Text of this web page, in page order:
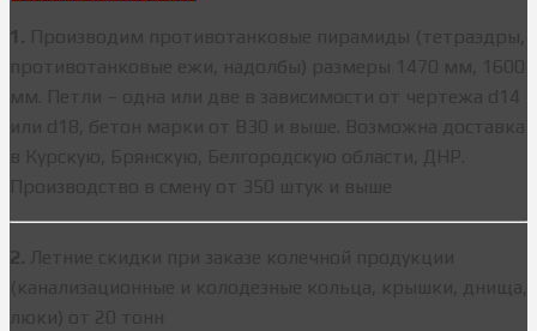
Производим противотанковые пирамиды (тетраэдры,
противотанковые ежи, надолбы) размеры 1470 мм, 1600
мм. Петли – одна или две в зависимости от чертежа d14
или d18, бетон марки от В30 и выше. Возможна доставка
в Курскую, Брянскую, Белгородскую области, ДНР.
Производство в смену от 350 штук и выше
Летние скидки при заказе колечной продукции
(канализационные и колодезные кольца, крышки, днища,
люки) от 20 тонн